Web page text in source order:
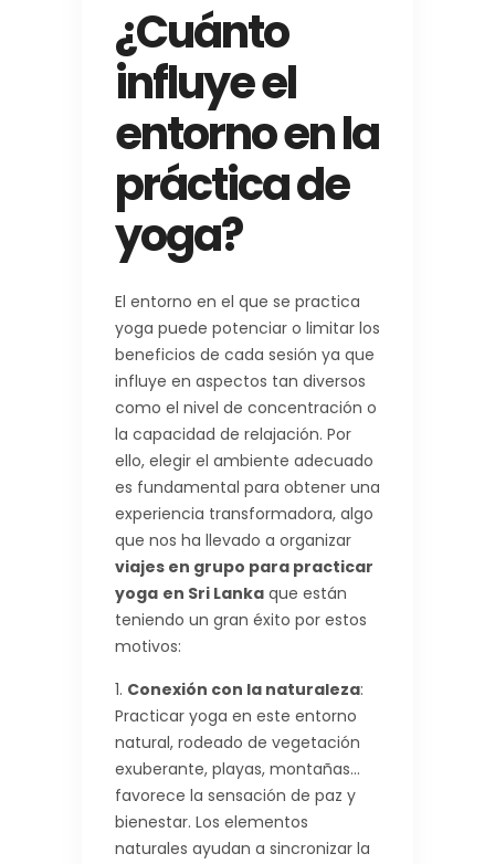
¿Cuánto
influye el
entorno en la
práctica de
yoga?
El entorno en el que se practica
yoga puede potenciar o limitar los
beneficios de cada sesión ya que
influye en aspectos tan diversos
como el nivel de concentración o
la capacidad de relajación. Por
ello, elegir el ambiente adecuado
es fundamental para obtener una
experiencia transformadora, algo
que nos ha llevado a organizar
viajes en grupo para practicar
yoga en Sri Lanka que están
teniendo un gran éxito por estos
motivos:
Conexión con la naturaleza:
Practicar yoga en este entorno
natural, rodeado de vegetación
exuberante, playas, montañas…
favorece la sensación de paz y
bienestar. Los elementos
naturales ayudan a sincronizar la